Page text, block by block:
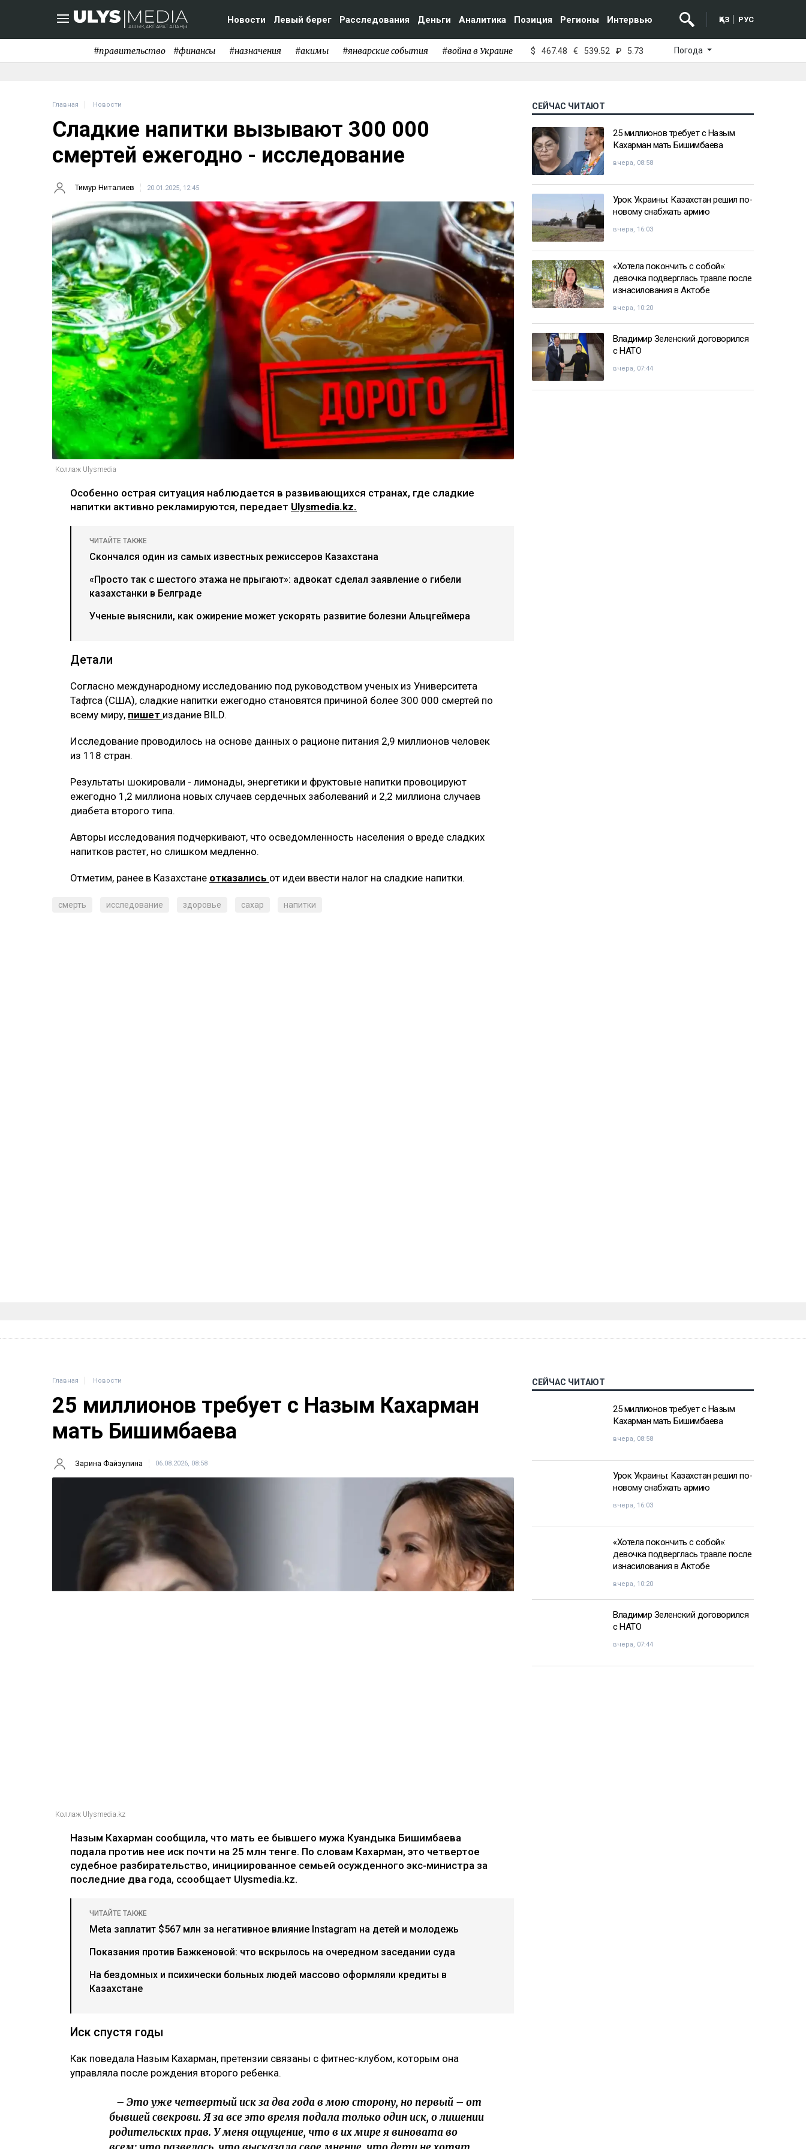
Новости Левый берег Расследования Деньги Аналитика Позиция Регионы Интервью ҚАЗ РУС
#правительство #финансы #назначения #акимы #январские события #война в Украине $ 467.48 € 539.52 ₽ 5.73 Погода
Главная Новости
Сладкие напитки вызывают 300 000
смертей ежегодно - исследование
Тимур Ниталиев 20.01.2025, 12:45
Коллаж Ulysmedia
Особенно острая ситуация наблюдается в развивающихся странах, где сладкие
напитки активно рекламируются, передает Ulysmedia.kz.
ЧИТАЙТЕ ТАКЖЕ
Скончался один из самых известных режиссеров Казахстана
«Просто так с шестого этажа не прыгают»: адвокат сделал заявление о гибели
казахстанки в Белграде
Ученые выяснили, как ожирение может ускорять развитие болезни Альцгеймера
Детали
Согласно международному исследованию под руководством ученых из Университета
Тафтса (США), сладкие напитки ежегодно становятся причиной более 300 000 смертей по
всему миру, пишет издание BILD.
Исследование проводилось на основе данных о рационе питания 2,9 миллионов человек
из 118 стран.
Результаты шокировали - лимонады, энергетики и фруктовые напитки провоцируют
ежегодно 1,2 миллиона новых случаев сердечных заболеваний и 2,2 миллиона случаев
диабета второго типа.
Авторы исследования подчеркивают, что осведомленность населения о вреде сладких
напитков растет, но слишком медленно.
Отметим, ранее в Казахстане отказались от идеи ввести налог на сладкие напитки.
смерть исследование здоровье сахар напитки
СЕЙЧАС ЧИТАЮТ
25 миллионов требует с Назым
Кахарман мать Бишимбаева
вчера, 08:58
Урок Украины: Казахстан решил по-
новому снабжать армию
вчера, 16:03
«Хотела покончить с собой»:
девочка подверглась травле после
изнасилования в Актобе
вчера, 10:20
Владимир Зеленский договорился
с НАТО
вчера, 07:44
Главная Новости
25 миллионов требует с Назым Кахарман
мать Бишимбаева
Зарина Файзулина 06.08.2026, 08:58
Коллаж Ulysmedia.kz
Назым Кахарман сообщила, что мать ее бывшего мужа Куандыка Бишимбаева
подала против нее иск почти на 25 млн тенге. По словам Кахарман, это четвертое
судебное разбирательство, инициированное семьей осужденного экс-министра за
последние два года, ссообщает Ulysmedia.kz.
ЧИТАЙТЕ ТАКЖЕ
Meta заплатит $567 млн за негативное влияние Instagram на детей и молодежь
Показания против Бажкеновой: что вскрылось на очередном заседании суда
На бездомных и психически больных людей массово оформляли кредиты в
Казахстане
Иск спустя годы
Как поведала Назым Кахарман, претензии связаны с фитнес-клубом, которым она
управляла после рождения второго ребенка.
– Это уже четвертый иск за два года в мою сторону, но первый – от
бывшей свекрови. Я за все это время подала только один иск, о лишении
родительских прав. У меня ощущение, что в их мире я виновата во
СЕЙЧАС ЧИТАЮТ
25 миллионов требует с Назым
Кахарман мать Бишимбаева
вчера, 08:58
Урок Украины: Казахстан решил по-
новому снабжать армию
вчера, 16:03
«Хотела покончить с собой»:
девочка подверглась травле после
изнасилования в Актобе
вчера, 10:20
Владимир Зеленский договорился
с НАТО
вчера, 07:44